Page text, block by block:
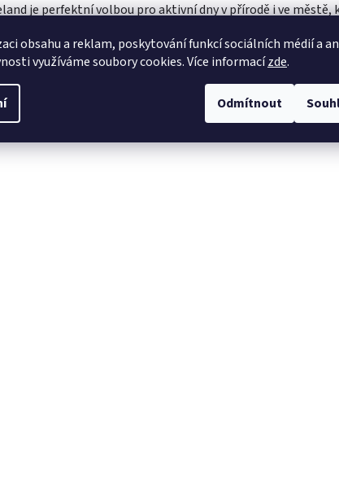
obsahu a reklam, poskytování funkcí sociálních médií a
využíváme soubory cookies. Více informacízde.
Odmítnout
je perfektní volbou pro aktivní dny v přírodě i ve městě,